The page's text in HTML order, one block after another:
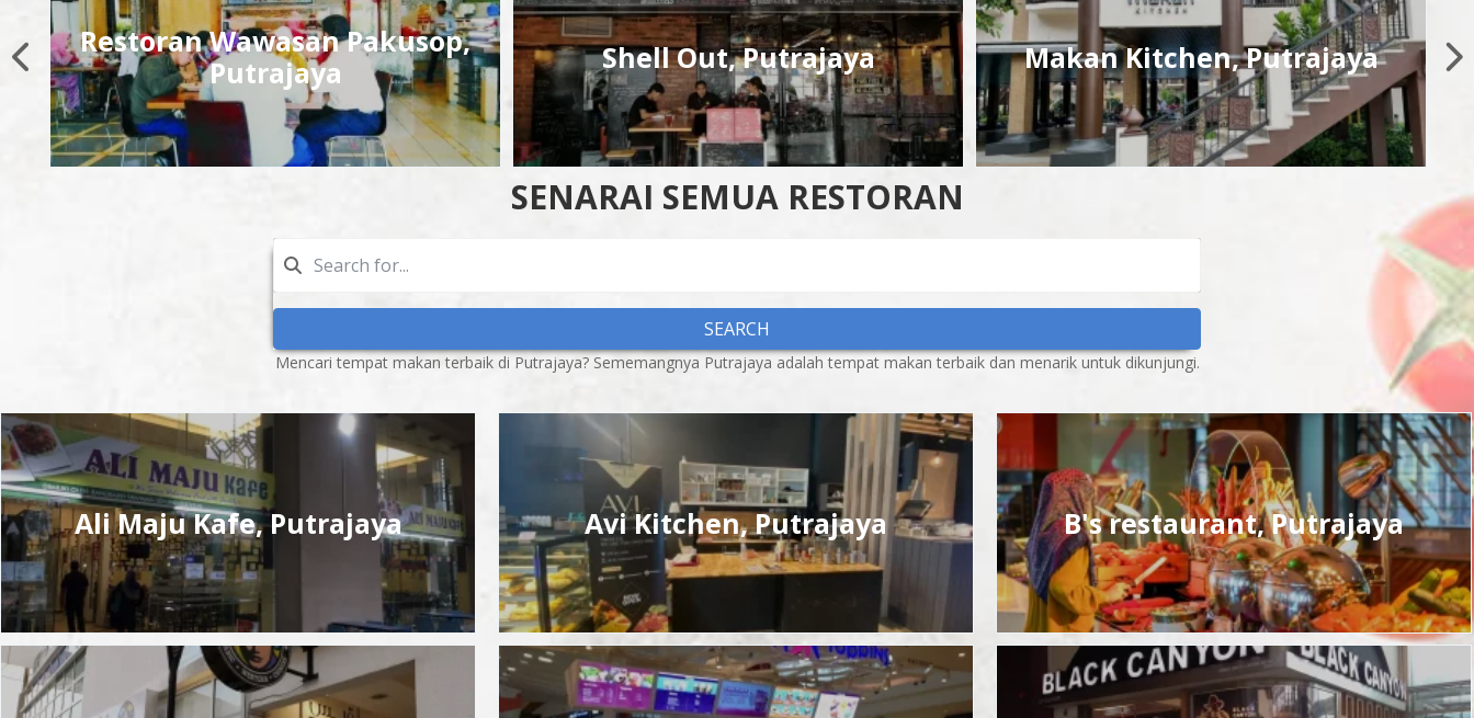
Shell Out, Putrajaya Makan Kitchen, Putrajaya Lapa Lela, Putrajaya
SENARAI SEMUA RESTORAN
SEARCH
Mencari tempat makan terbaik di Putrajaya? Sememangnya Putrajaya adalah tempat makan terbaik dan menarik untuk dikunjungi.
Ali Maju Kafe, Putrajaya Avi Kitchen, Putrajaya B's restaurant, Putrajaya